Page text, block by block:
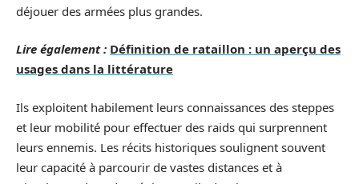
déjouer des armées plus grandes.
Lire également : Définition de rataillon : un aperçu des
usages dans la littérature
Ils exploitent habilement leurs connaissances des steppes
et leur mobilité pour effectuer des raids qui surprennent
leurs ennemis. Les récits historiques soulignent souvent
leur capacité à parcourir de vastes distances et à